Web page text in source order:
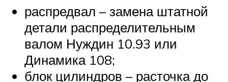
распредвал – замена штатной
детали распределительным
валом Нуждин 10.93 или
Динамика 108;
блок цилиндров – расточка до